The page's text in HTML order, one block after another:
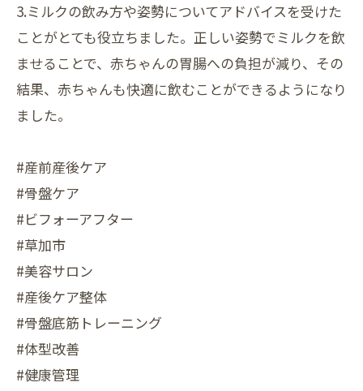
3.ミルクの飲み方や姿勢についてアドバイスを受けた
ことがとても役立ちました。正しい姿勢でミルクを飲
ませることで、赤ちゃんの胃腸への負担が減り、その
結果、赤ちゃんも快適に飲むことができるようになり
ました。
#産前産後ケア
#骨盤ケア
#ビフォーアフター
#草加市
#美容サロン
#産後ケア整体
#骨盤底筋トレーニング
#体型改善
#健康管理